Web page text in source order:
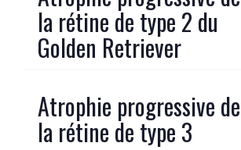
la rétine de type 2 du
Golden Retriever
Atrophie progressive de
la rétine de type 3